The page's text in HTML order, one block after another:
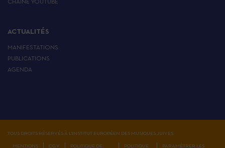
CHAÎNE YOUTUBE
ACTUALITÉS
MANIFESTATIONS
PUBLICATIONS
AGENDA
TOUS DROITS RÉSERVÉS À L'INSTITUT EUROPÉEN DES MUSIQUES JUIVES
MENTIONS CGV POLITIQUE DE POLITIQUE PARAMÉTRER LES